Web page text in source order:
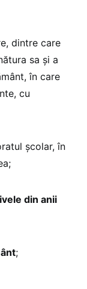
dintre care
sa şi a
în care
cu
şcolar, în
din anii
;